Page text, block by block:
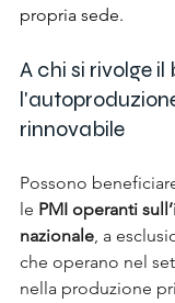
propria sede.
A chi si rivolge il
rinnovabile
Possono
le PMI operanti
nazionale, a
che operano nel
nella produzione